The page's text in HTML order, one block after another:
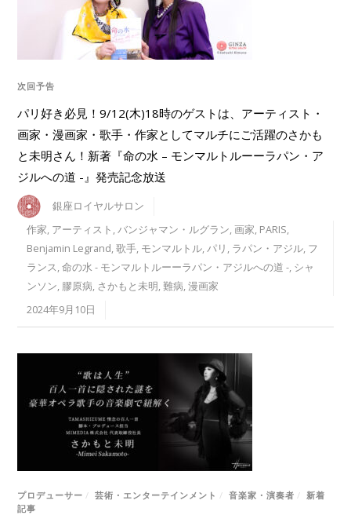
次回予告
パリ好き必見！9/12(木)18時のゲストは、アーティスト・
画家・漫画家・歌手・作家としてマルチにご活躍のさかも
と未明さん！新著『命の水 – モンマルトルーーラパン・ア
ジルへの道 -』発売記念放送
銀座ロイヤルサロン
作家, アーティスト ,バンジャマン・ルグラン,画家, PARIS,
Benjamin Legrand,歌手, モンマルトル,パリ , ラパン・アジル, フ
ランス,命の水 - モンマルトルーーラパン・アジルへの道 -, シャ
ンソン,膠原病, さかもと未明,難病,漫画家
2024年9月10日
プロデューサー / 芸術・エンターテインメント / 音楽家・演奏者 / 新着
記事